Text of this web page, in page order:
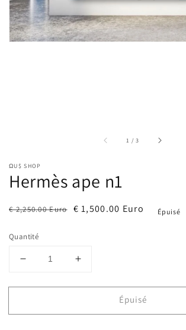
la
1 /sur
3
ΩU$ SHOP
Hermès ape n1
Prix
€ 2,250.00 Euro
Prix
€ 1,500.00 Euro Épuisé
Quantité
Réduire
quantité
Hermès
Augmenter
quantité
Hermès
Épuisé